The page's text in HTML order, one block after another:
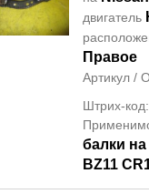
двигатель
Правое
Артикул /
Штрих-
балки
BZ11